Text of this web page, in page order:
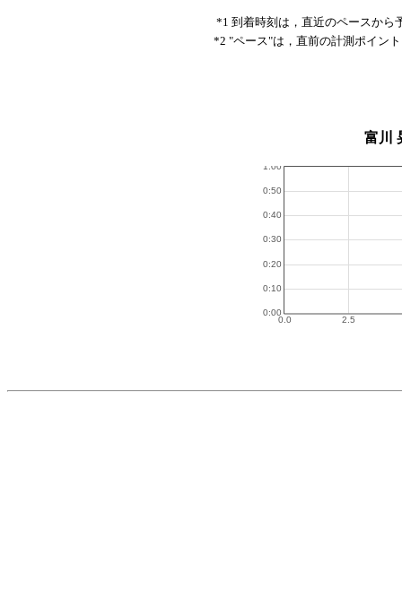
*1 到着時刻は，直近のペースから
*2 "ペース"は，直前の計測ポイン
富川